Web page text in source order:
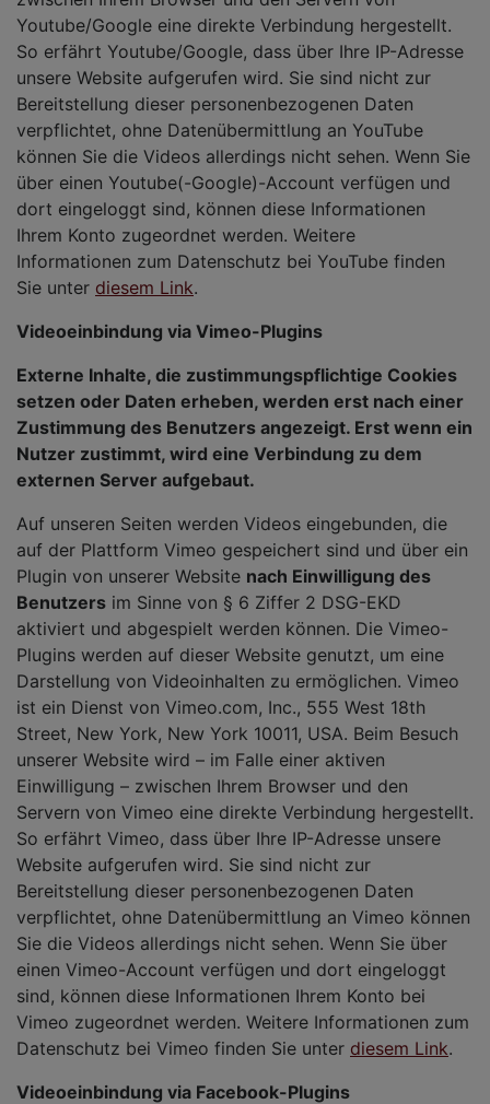
Youtube/Google eine direkte Verbindung hergestellt.
So erfährt Youtube/Google, dass über Ihre IP-Adresse
unsere Website aufgerufen wird. Sie sind nicht zur
Bereitstellung dieser personenbezogenen Daten
verpflichtet, ohne Datenübermittlung an YouTube
können Sie die Videos allerdings nicht sehen. Wenn Sie
über einen Youtube(-Google)-Account verfügen und
dort eingeloggt sind, können diese Informationen
Ihrem Konto zugeordnet werden. Weitere
Informationen zum Datenschutz bei YouTube finden
Sie unter diesem Link.
Videoeinbindung via Vimeo-Plugins
Externe Inhalte, die zustimmungspflichtige Cookies
setzen oder Daten erheben, werden erst nach einer
Zustimmung des Benutzers angezeigt. Erst wenn ein
Nutzer zustimmt, wird eine Verbindung zu dem
externen Server aufgebaut.
Auf unseren Seiten werden Videos eingebunden, die
auf der Plattform Vimeo gespeichert sind und über ein
Plugin von unserer Website nach Einwilligung des
Benutzers im Sinne von § 6 Ziffer 2 DSG-EKD
aktiviert und abgespielt werden können. Die Vimeo-
Plugins werden auf dieser Website genutzt, um eine
Darstellung von Videoinhalten zu ermöglichen. Vimeo
ist ein Dienst von Vimeo.com, Inc., 555 West 18th
Street, New York, New York 10011, USA. Beim Besuch
unserer Website wird – im Falle einer aktiven
Einwilligung – zwischen Ihrem Browser und den
Servern von Vimeo eine direkte Verbindung hergestellt.
So erfährt Vimeo, dass über Ihre IP-Adresse unsere
Website aufgerufen wird. Sie sind nicht zur
Bereitstellung dieser personenbezogenen Daten
verpflichtet, ohne Datenübermittlung an Vimeo können
Sie die Videos allerdings nicht sehen. Wenn Sie über
einen Vimeo-Account verfügen und dort eingeloggt
sind, können diese Informationen Ihrem Konto bei
Vimeo zugeordnet werden. Weitere Informationen zum
Datenschutz bei Vimeo finden Sie unter diesem Link.
Videoeinbindung via Facebook-Plugins